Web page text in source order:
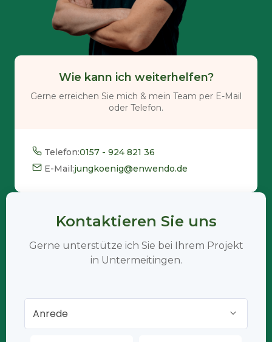
Wie kann ich weiterhelfen?
Gerne erreichen Sie mich & mein Team per E-Mail
oder Telefon.
Telefon:0157 - 924 821 36
E-Mail:jungkoenig@enwendo.de
Kontaktieren Sie uns
Gerne unterstütze ich Sie bei Ihrem Projekt
in Untermeitingen.